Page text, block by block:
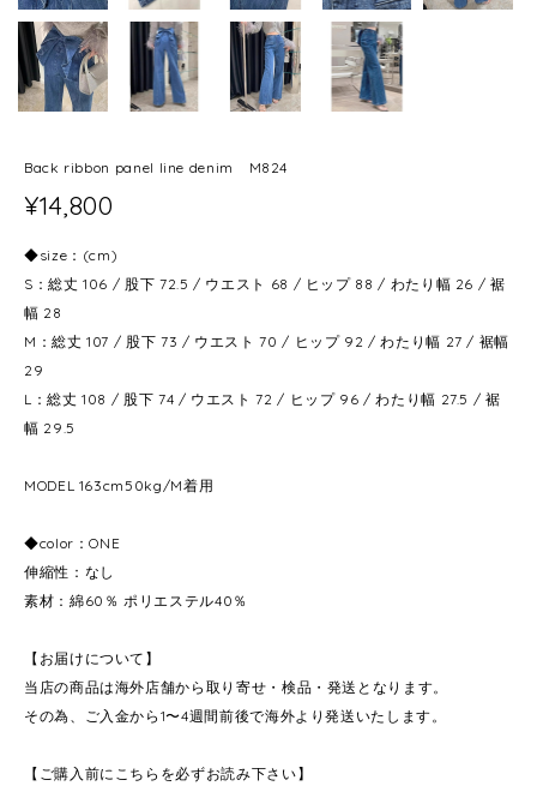
Back ribbon panel line denim M824
¥14,800
◆size：(cm)
S：総丈 106 / 股下 72.5 / ウエスト 68 / ヒップ 88 / わたり幅 26 / 裾
幅 28
M：総丈 107 / 股下 73 / ウエスト 70 / ヒップ 92 / わたり幅 27 / 裾幅
29
L：総丈 108 / 股下 74 / ウエスト 72 / ヒップ 96 / わたり幅 27.5 / 裾
幅 29.5
MODEL 163cm50kg/M着用
◆color：ONE
伸縮性：なし
素材：綿60％ ポリエステル40％
【お届けについて】
当店の商品は海外店舗から取り寄せ・検品・発送となります。
その為、ご入金から1〜4週間前後で海外より発送いたします。
【ご購入前にこちらを必ずお読み下さい】